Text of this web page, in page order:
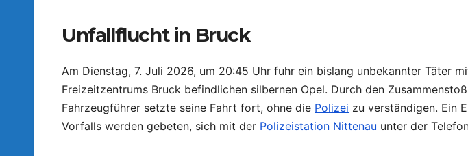
Unfallflucht in Bruck
Am Dienstag, 7. Juli 2026, um 20:45 Uhr fuhr ein bislang unbekannter Täter
Freizeitzentrums Bruck befindlichen silbernen Opel. Durch den
Fahrzeugführer setzte seine Fahrt fort, ohne die Polizei zu verständigen. Ein
Vorfalls werden gebeten, sich mit der Polizeistation Nittenau unter der